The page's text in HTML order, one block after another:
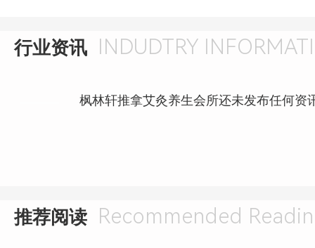
行业资讯 INDUDTRY
枫林轩推拿艾灸养生会所还未发布任何资
推荐阅读 Recommended